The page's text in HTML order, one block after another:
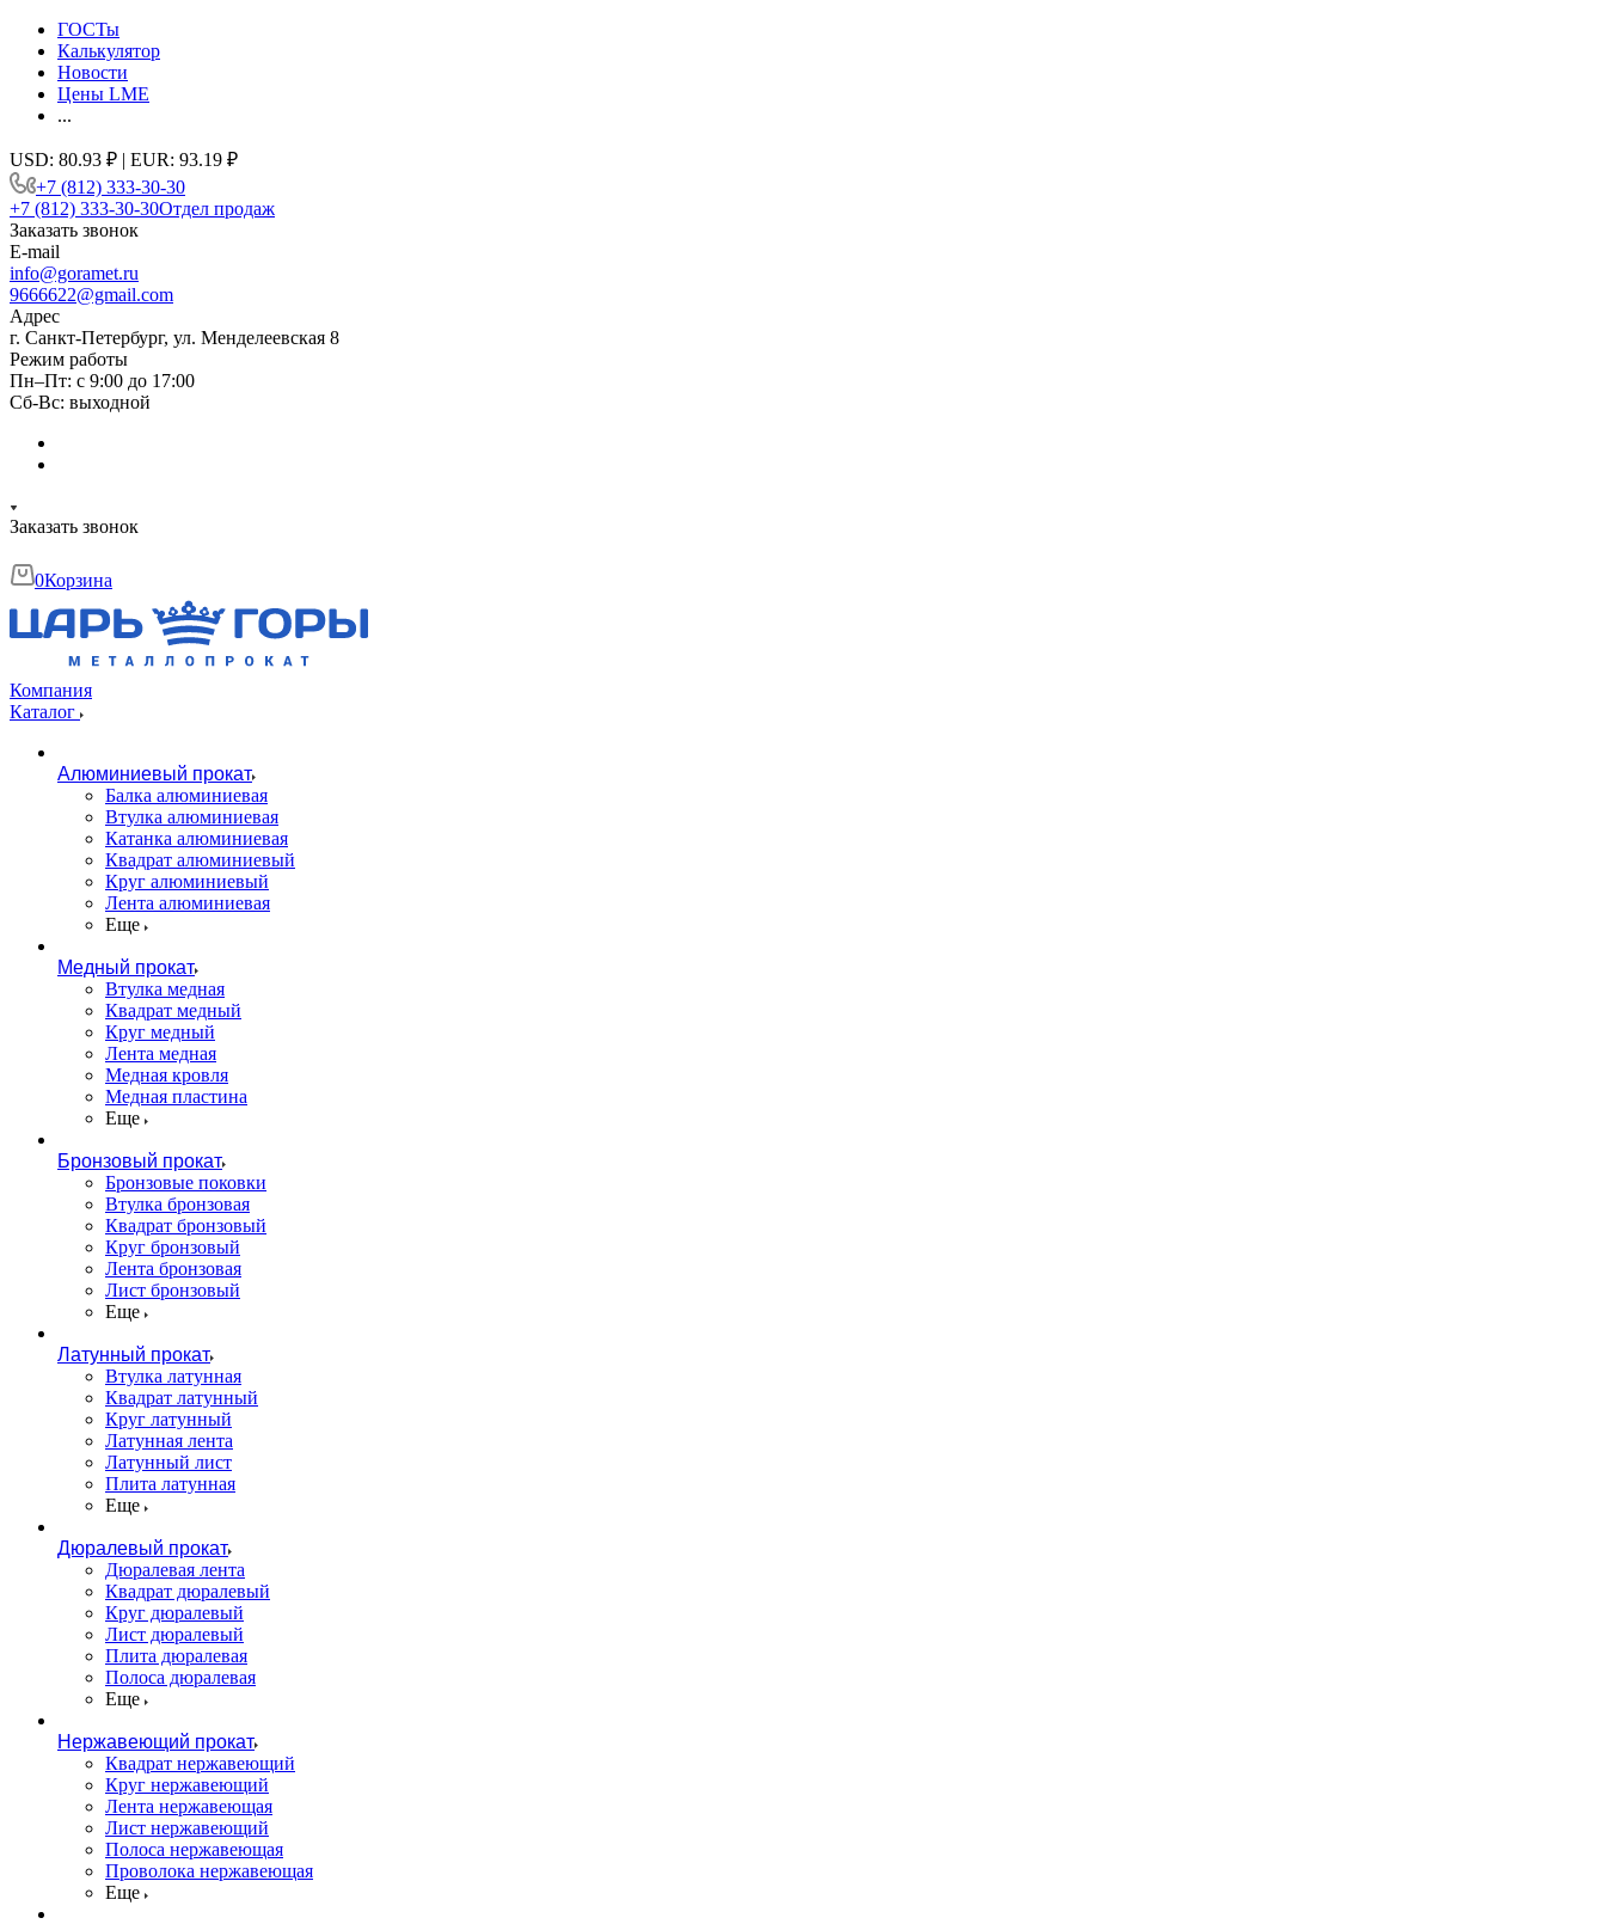
ГОСТы
Калькулятор
Новости
Цены LME
...
USD: 80.93 ₽ | EUR: 93.19 ₽
+7 (812) 333-30-30
+7 (812) 333-30-30Отдел продаж
Заказать звонок
E-mail
info@goramet.ru
9666622@gmail.com
Адрес
г. Санкт-Петербург, ул. Менделеевская 8
Режим работы
Пн–Пт: с 9:00 до 17:00
Сб-Вс: выходной
Заказать звонок
0Корзина
Компания
Каталог
Алюминиевый прокат
Балка алюминиевая
Втулка алюминиевая
Катанка алюминиевая
Квадрат алюминиевый
Круг алюминиевый
Лента алюминиевая
Еще
Медный прокат
Втулка медная
Квадрат медный
Круг медный
Лента медная
Медная кровля
Медная пластина
Еще
Бронзовый прокат
Бронзовые поковки
Втулка бронзовая
Квадрат бронзовый
Круг бронзовый
Лента бронзовая
Лист бронзовый
Еще
Латунный прокат
Втулка латунная
Квадрат латунный
Круг латунный
Латунная лента
Латунный лист
Плита латунная
Еще
Дюралевый прокат
Дюралевая лента
Квадрат дюралевый
Круг дюралевый
Лист дюралевый
Плита дюралевая
Полоса дюралевая
Еще
Нержавеющий прокат
Квадрат нержавеющий
Круг нержавеющий
Лента нержавеющая
Лист нержавеющий
Полоса нержавеющая
Проволока нержавеющая
Еще